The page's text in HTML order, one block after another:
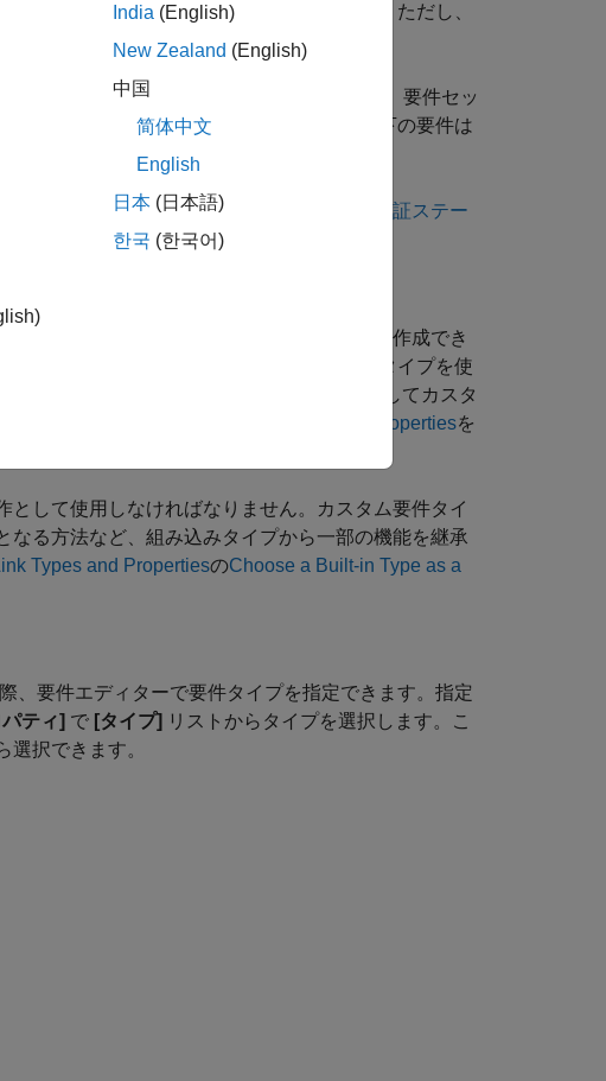
にはコンテナー要件は含まれません。ただし、
象となります。
ャプチャするには、情報要件を使用します。要件セッ
Toolboxには情報要件とその要件下の要件は
ータスを使用した要件リンクの追跡
要件検証ステー
件タイプを定義することで、カスタム要件を作成でき
カスタム タイプを作成できます。ステレオタイプを使
したり、
ファイルを使用してカスタ
Custom Requirement and Link Types and Propertiesを
して使用しなければなりません。カスタム要件タイ
る方法など、組み込みタイプから一部の機能を継承
Types and PropertiesのChoose a Built-in Type as a
、 要件エディターで要件タイプを指定できます。指定
ティ] で [タイプ] リストからタイプを選択します。こ
択できます。
India (English)
New Zealand (English)
中国
简体中文
English
日本 (日本語)
한국 (한국어)